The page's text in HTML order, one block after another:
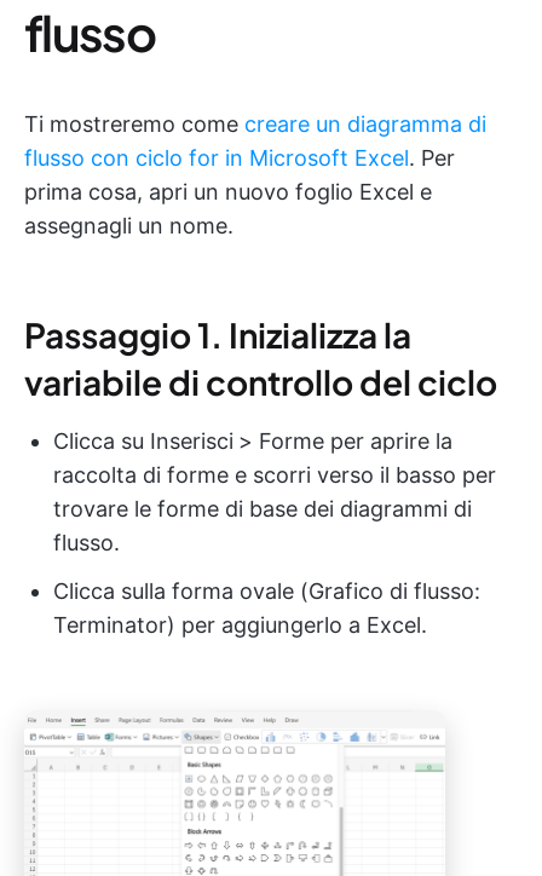
flusso
Ti mostreremo come creare un diagramma di
flusso con ciclo for in Microsoft Excel. Per
prima cosa, apri un nuovo foglio Excel e
assegnagli un nome.
Passaggio 1. Inizializza la
variabile di controllo del ciclo
Clicca su Inserisci > Forme per aprire la
raccolta di forme e scorri verso il basso per
trovare le forme di base dei diagrammi di
flusso.
Clicca sulla forma ovale (Grafico di flusso:
Terminator) per aggiungerlo a Excel.